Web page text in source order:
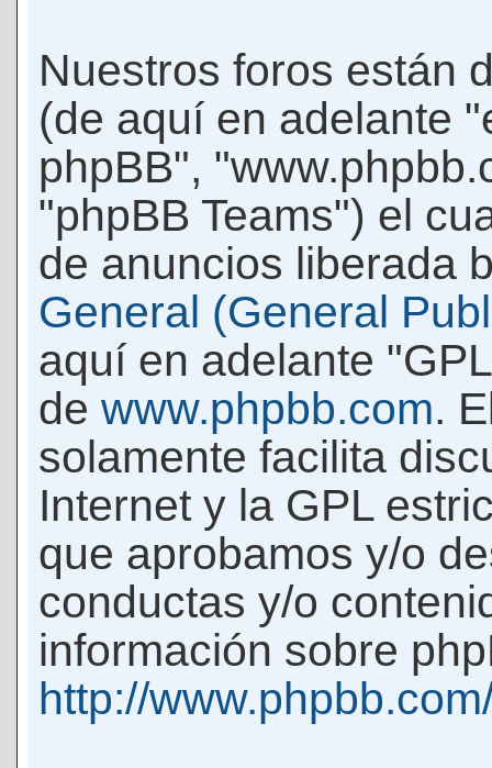
Nuestros foros están
(de aquí en adelante
phpBB",
"phpBB Teams") el
de anuncios liberada
General (General
aquí en adelante
de www.phpbb.com.
solamente facilita
Internet y la GPL
que aprobamos y/o
conductas y/o
información sobre
http://